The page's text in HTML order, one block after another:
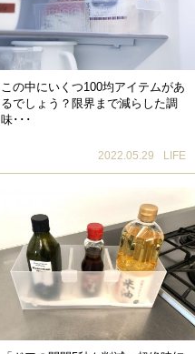
この中にいくつ100均アイテムがあ
るでしょう？限界まで減らした調
味･･･
2022.05.29 LIFE